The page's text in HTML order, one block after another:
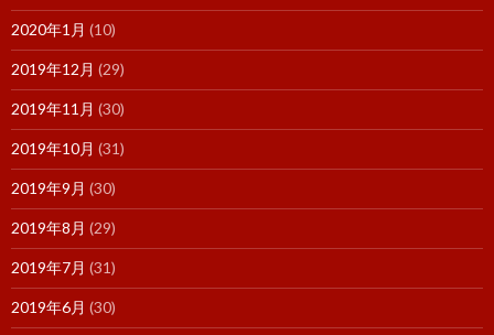
2020年1月 (10)
2019年12月 (29)
2019年11月 (30)
2019年10月 (31)
2019年9月 (30)
2019年8月 (29)
2019年7月 (31)
2019年6月 (30)